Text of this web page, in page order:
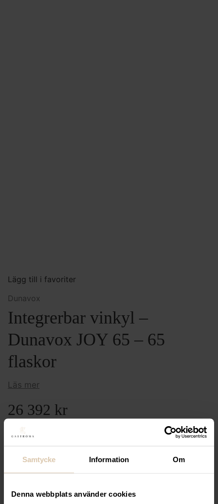
Samtycke Information Om
Denna webbplats använder cookies
Lägg till i favoriter
Dunavox
Integrerbar vinkyl –
Dunavox JOY 65 – 65
flaskor
Läs mer
26 392 kr
(Exkl. moms)